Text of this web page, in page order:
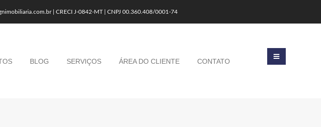
| CRECI J-0842-MT | CNPJ 00.360.408/0001-74
BLOG SERVIÇOS ÁREA DO CLIENTE CONTATO